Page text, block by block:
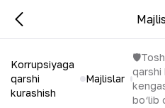
Korrupsiyaga
qarshi
kurashish
Majlislar
qarshi
bo‘lib